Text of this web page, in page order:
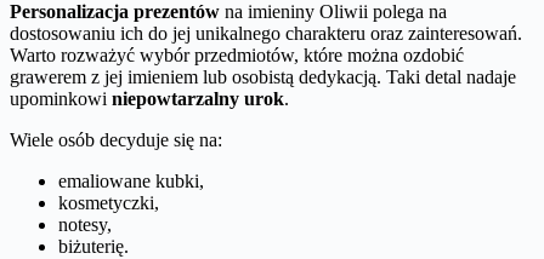
Personalizacja prezentów na imieniny Oliwii polega na
dostosowaniu ich do jej unikalnego charakteru oraz zainteresowań.
Warto rozważyć wybór przedmiotów, które można ozdobić
grawerem z jej imieniem lub osobistą dedykacją. Taki detal nadaje
upominkowi niepowtarzalny urok.
Wiele osób decyduje się na:
emaliowane kubki,
kosmetyczki,
notesy,
biżuterię.